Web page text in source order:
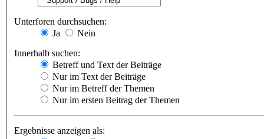
Unterforen durchsuchen:
Ja
Nein
Innerhalb suchen:
Betreff und Text der Beiträge
Nur im Text der Beiträge
Nur im Betreff der Themen
Nur im ersten Beitrag der Themen
Ergebnisse anzeigen als: